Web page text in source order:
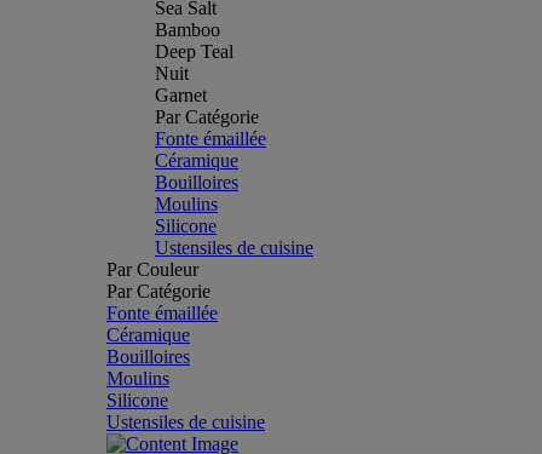
Sea Salt
Bamboo
Deep Teal
Nuit
Garnet
Par Catégorie
Fonte émaillée
Céramique
Bouilloires
Moulins
Silicone
Ustensiles de cuisine
Par Couleur
Par Catégorie
Fonte émaillée
Céramique
Bouilloires
Moulins
Silicone
Ustensiles de cuisine